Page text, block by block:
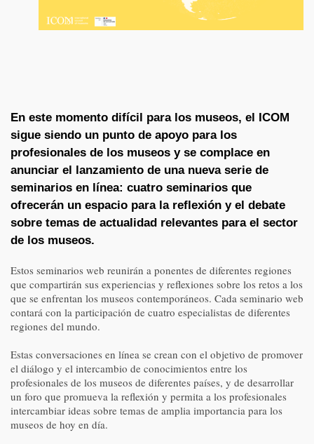
En este momento difícil para los museos, el ICOM
sigue siendo un punto de apoyo para los
profesionales de los museos y se complace en
anunciar el lanzamiento de una nueva serie de
seminarios en línea: cuatro seminarios que
ofrecerán un espacio para la reflexión y el debate
sobre temas de actualidad relevantes para el sector
de los museos.
Estos seminarios web reunirán a ponentes de diferentes regiones
que compartirán sus experiencias y reflexiones sobre los retos a los
que se enfrentan los museos contemporáneos. Cada seminario web
contará con la participación de cuatro especialistas de diferentes
regiones del mundo.
Estas conversaciones en línea se crean con el objetivo de promover
el diálogo y el intercambio de conocimientos entre los
profesionales de los museos de diferentes países, y de desarrollar
un foro que promueva la reflexión y permita a los profesionales
intercambiar ideas sobre temas de amplia importancia para los
museos de hoy en día.